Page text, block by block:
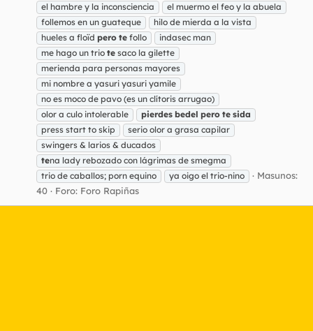
el hambre y la inconsciencia
el muermo el feo y la abuela
follemos en un guateque
hilo de mierda a la vista
hueles a floïd pero te follo
indasec man
me hago un trio te saco la gilette
merienda para personas mayores
mi nombre a yasuri yasuri yamile
no es moco de pavo (es un clítoris arrugao)
olor a culo intolerable
pierdes bedel pero te sida
press start to skip
serio olor a grasa capilar
swingers & larios & ducados
tena lady rebozado con lágrimas de smegma
trio de caballos; porn equino
ya oigo el trio-nino
Masunos:
40
Foro: Foro Rapiñas